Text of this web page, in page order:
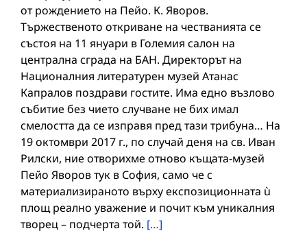
от рождението на Пейо. К. Яворов.
Тържественото откриване на честванията се
състоя на 11 януари в Големия салон на
централна сграда на БАН. Директорът на
Националния литературен музей Атанас
Капралов поздрави гостите. Има едно възлово
събитие без чието случване не бих имал
смелостта да се изправя пред тази трибуна… На
19 октомври 2017 г., по случай деня на св. Иван
Рилски, ние отворихме отново къщата-музей
Пейо Яворов тук в София, само че с
материализираното върху експозиционната ù
площ реално уважение и почит към уникалния
творец – подчерта той. […]